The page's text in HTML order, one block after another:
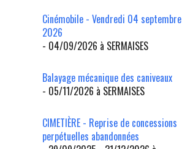
Cinémobile - Vendredi 04 septembre
2026
- 04/09/2026 à SERMAISES
Balayage mécanique des caniveaux
- 05/11/2026 à SERMAISES
CIMETIÈRE - Reprise de concessions
perpétuelles abandonnées